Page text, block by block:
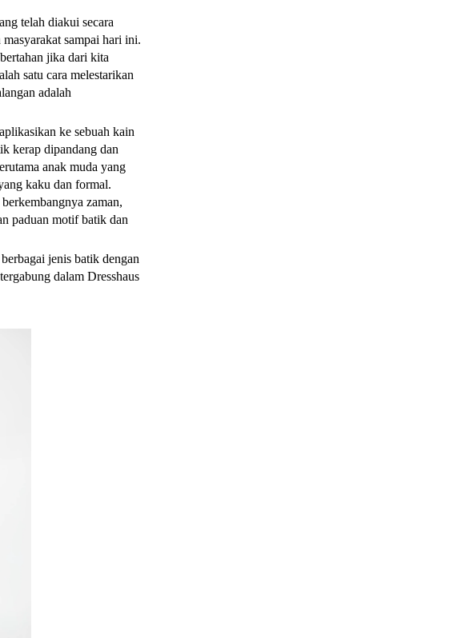
telah diakui secara
sampai hari ini.
jika dari kita
satu cara melestarikan
adalah
ke sebuah kain
kerap dipandang dan
anak muda yang
kaku dan formal.
zaman,
paduan motif batik dan
jenis batik dengan
dalam Dresshaus